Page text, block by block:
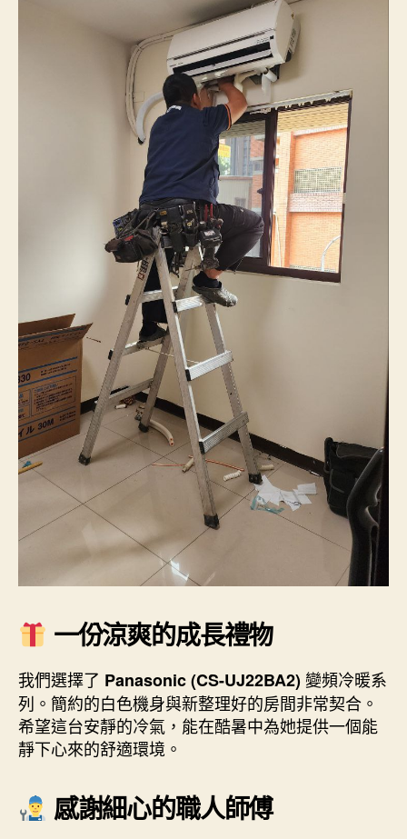
〉
中
一份涼爽的成長禮物
我們選擇了 Panasonic (CS-UJ22BA2) 變頻冷暖系
列。簡約的白色機身與新整理好的房間非常契合。
希望這台安靜的冷氣，能在酷暑中為她提供一個能
靜下心來的舒適環境。
感謝細心的職人師傅